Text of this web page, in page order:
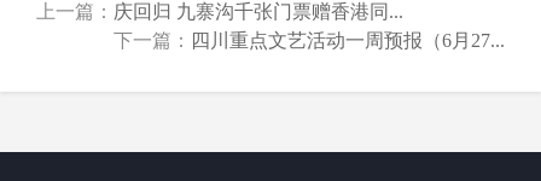
上一篇： 庆回归 九寨沟千张门票赠香港同...
下一篇： 四川重点文艺活动一周预报（6月27...